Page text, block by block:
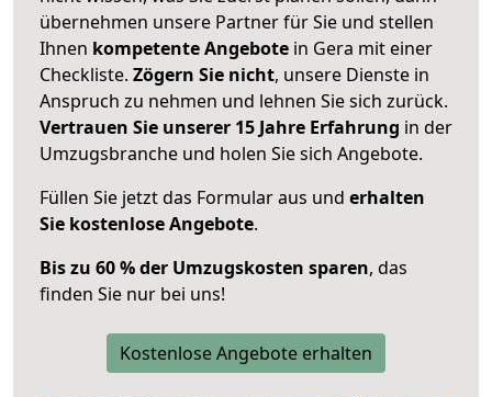
übernehmen unsere Partner für Sie und stellen
Ihnen kompetente Angebote in Gera mit einer
Checkliste. Zögern Sie nicht, unsere Dienste in
Anspruch zu nehmen und lehnen Sie sich zurück.
Vertrauen Sie unserer 15 Jahre Erfahrung in der
Umzugsbranche und holen Sie sich Angebote.
Füllen Sie jetzt das Formular aus und erhalten
Sie kostenlose Angebote.
Bis zu 60 % der Umzugskosten sparen, das
finden Sie nur bei uns!
Kostenlose Angebote erhalten